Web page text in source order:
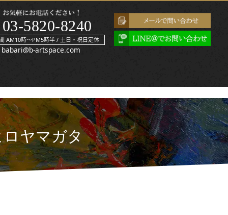
03-5820-8240
AM10時～PM5時半 / 土日・祝日定休
babari@b-artspace.com
ヤマガタ